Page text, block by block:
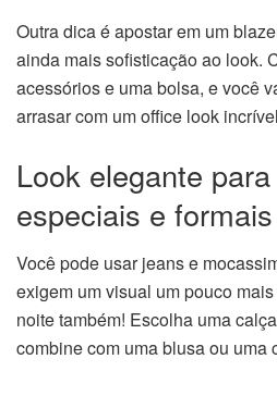
Outra dica é apostar em um
ainda mais sofisticação ao look.
acessórios e uma bolsa, e você
arrasar com um office look
Look elegante
especiais e formais
Você pode usar jeans e
exigem um visual um pouco
noite também! Escolha uma
combine com uma blusa ou uma